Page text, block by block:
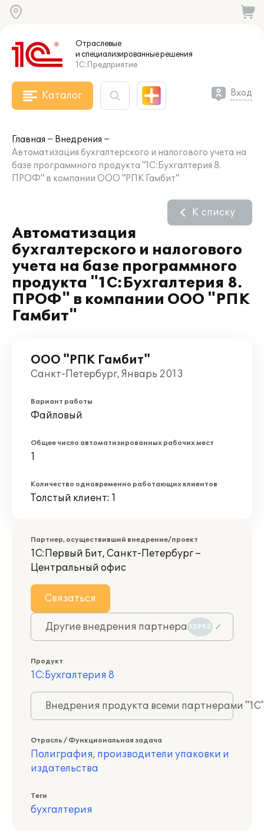
Отраслевые
и специализированныерешения
1С:Предприятие
Каталог Вход
Главная
Внедрения
Автоматизация бухгалтерского и налогового учета на
базе программного продукта "1С:Бухгалтерия 8.
ПРОФ" в компании ООО "РПК Гамбит"
Автоматизация
бухгалтерского и налогового
учета на базе программного
продукта "1С:Бухгалтерия 8.
ПРОФ" в компании ООО "РПК
Гамбит"
К списку
ООО "РПК Гамбит"
Санкт-Петербург, Январь 2013
Вариант работы
Файловый
Общее число автоматизированных рабочих мест
1
Количество одновременно работающих клиентов
Толстый клиент: 1
Партнер, осуществивший внедрение/проект
1С:Первый Бит, Санкт-Петербург –
Центральный офис
Связаться
Другие внедрения партнера 13992
Продукт
1С:Бухгалтерия 8
Внедрения продукта всеми партнерами
Отрасль / Функциональная задача
Полиграфия, производители упаковки и
издательства
Теги
бухгалтерия